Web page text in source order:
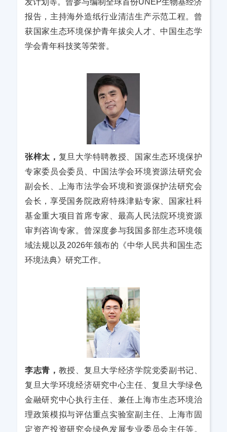
报告，主持海外造纸行业清洁生产示范工程。曾
获国家生态环境保护青年拔尖人才、中国生态学
学会青年科技奖等荣誉。
张梓太， 复旦大学特聘教授、国家生态环境保护
专家委员会委员、中国法学会环境资源法研究会
副会长、上海市法学会环境和资源保护法研究会
会长，享受国务院政府特殊津贴专家、国家社科
基金重大项目首席专家、最高人民法院环境资源
审判咨询专家。曾深度参与我国多部生态环境领
域法规以及2026年颁布的《中华人民共和国生态
环境法典》研究工作。
李志青， 教授、复旦大学经济学院党委副书记、
复旦大学环境经济研究中心主任、复旦大学绿色
金融研究中心执行主任、兼任上海市生态环境治
理政策模拟与评估重点实验室副主任、上海市固
定资产投资研究会绿色发展专业委员会主任等。